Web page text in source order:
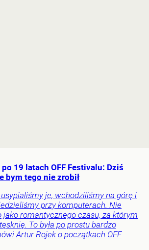
19 latach OFF Festivalu: Dziś
bym tego nie zrobił
usypialiśmy je, wchodziliśmy na górę i
przy komputerach. Nie
romantycznego czasu, za którym
To była po prostu bardzo
Artur Rojek o początkach OFF